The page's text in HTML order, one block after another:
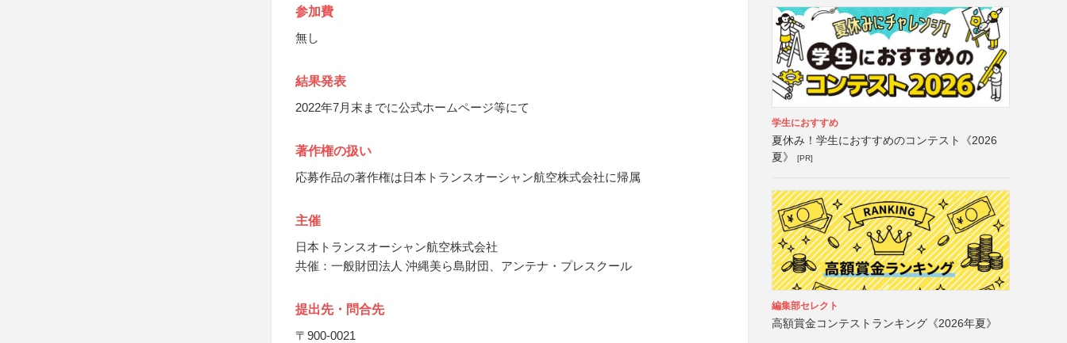
参加費
無し
結果発表
2022年7月末までに公式ホームページ等にて
著作権の扱い
応募作品の著作権は日本トランスオーシャン航空株式会社に帰属
主催
日本トランスオーシャン航空株式会社
共催：一般財団法人 沖縄美ら島財団、アンテナ・プレスクール
提出先・問合先
〒900-0021
学生におすすめ
夏休み！学生におすすめのコンテスト《2026
夏》
[PR]
編集部セレクト
高額賞金コンテストランキング《2026年夏》